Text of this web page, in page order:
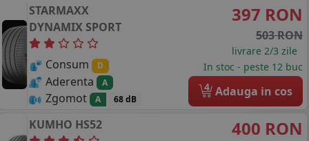
STARMAXX
DYNAMIX SPORT
Consum D
Aderenta A
Zgomot A 68 dB
397 RON
503 RON
livrare 2/3 zile
In stoc - peste 12 buc
4 Adauga in cos
KUMHO HS52 400 RON